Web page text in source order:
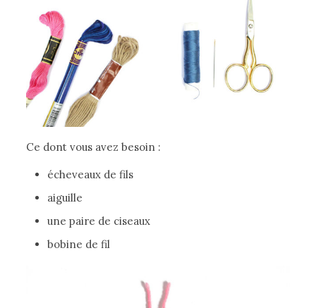
Ce dont vous avez besoin :
écheveaux de fils
aiguille
une paire de ciseaux
bobine de fil